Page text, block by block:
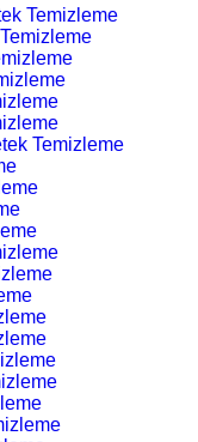
Temizleme
Temizleme